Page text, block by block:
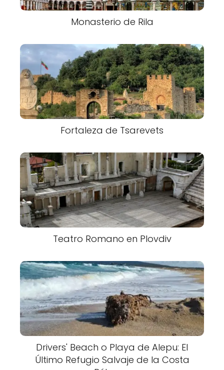
Monasterio de Rila
Fortaleza de Tsarevets
Teatro Romano en Plovdiv
Drivers' Beach o Playa de Alepu: El
Último Refugio Salvaje de la Costa